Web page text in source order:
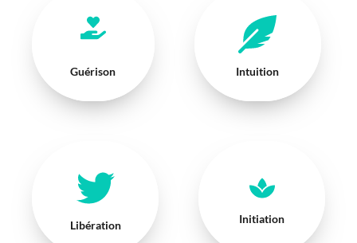
Initiation
Libération
Intuition
Guérison